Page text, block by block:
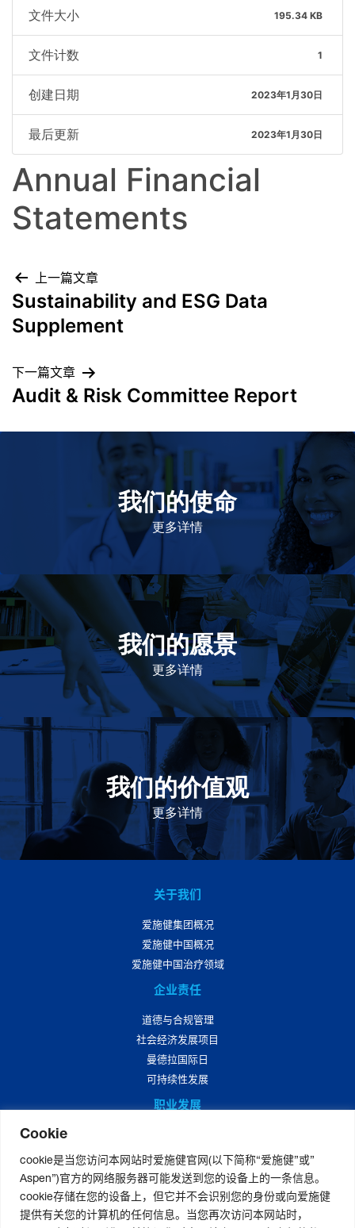
Cookie
cookie是当您访问本网站时爱施健官网(以下简称“爱施健”或”
Aspen”)官方的网络服务器可能发送到您的设备上的一条信息。
cookie存储在您的设备上，但它并不会识别您的身份或向爱施健
提供有关您的计算机的任何信息。当您再次访问本网站时，
文件大小 195.34 KB
文件计数 1
创建日期 2023年1月30日
最后更新 2023年1月30日
Annual Financial
Statements
上一篇文章
Sustainability and ESG Data
Supplement
下一篇文章
Audit & Risk Committee Report
我们的使命
更多详情
致力于提高患者的生命健康和质量
我们的愿景
更多详情
作为一个负责任的企业公民，在全球提供优质和患者可
及的药物，传递我们的价值。
我们的价值观
更多详情
我们的价值观是爱施健存立和发展的基石。集团上下以
此为指引，为实现集团目标而共同奋斗。
关于我们
爱施健集团概况
爱施健中国概况
爱施健中国治疗领域
企业责任
道德与合规管理
社会经济发展项目
曼德拉国际日
可持续性发展
职业发展
爱施健中国岗位招聘
媒体中心
爱施健集团资讯